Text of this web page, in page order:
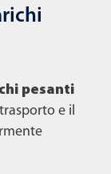
pesanti
e il